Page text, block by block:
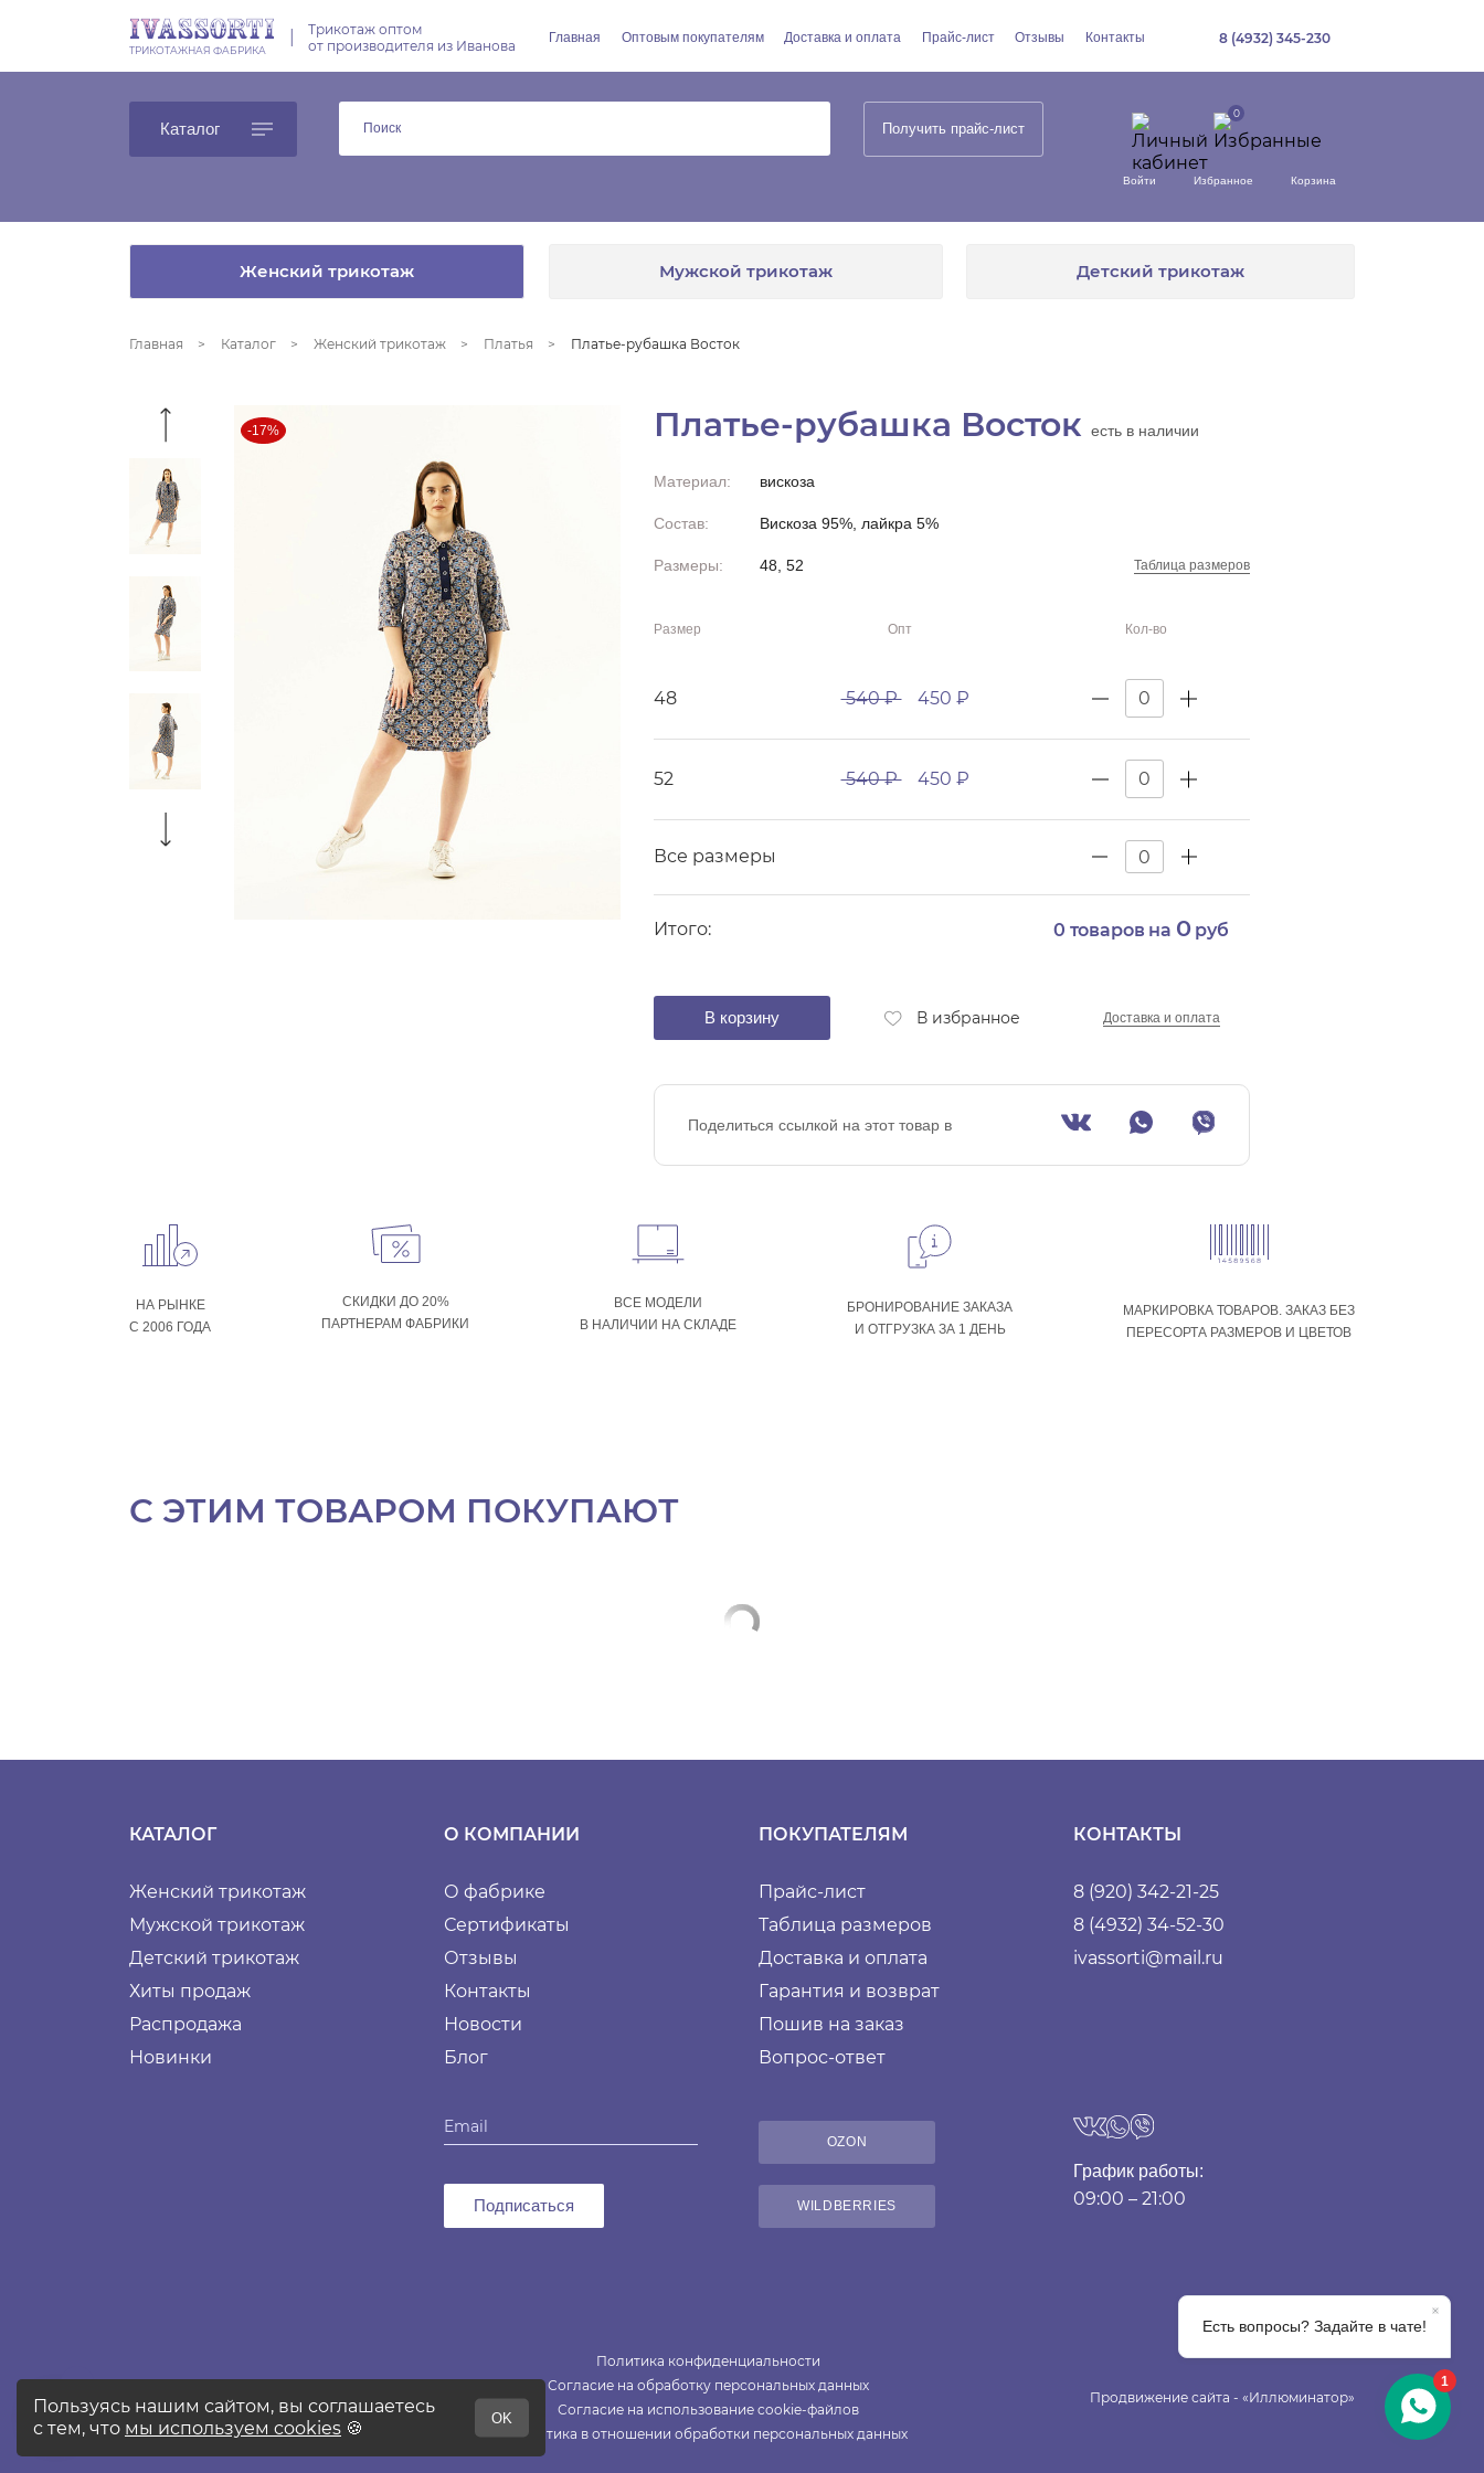
ТРИКОТАЖНАЯ ФАБРИКА
Трикотаж оптом
от производителя из Иванова
Главная Оптовым покупателям Доставка и оплата Прайс-лист Отзывы Контакты 8 (4932) 345-230
Каталог Получить прайс-лист
Войти Избранное Корзина
Женский трикотаж Мужской трикотаж Детский трикотаж
Главная Каталог Женский трикотаж Платья Платье-рубашка Восток
-17% Платье-рубашка Восток есть в наличии
Материал: вискоза
Состав: Вискоза 95%, лайкра 5%
Размеры: 48, 52 Таблица размеров
Размер Опт Кол-во
48 540 ₽ 450 ₽
52 540 ₽ 450 ₽
Все размеры
Итого: 0 товаров на 0руб
В корзину В избранное Доставка и оплата
Поделиться ссылкой на этот товар в
НА РЫНКЕ
С 2006 ГОДА
СКИДКИ ДО 20%
ПАРТНЕРАМ ФАБРИКИ
ВСЕ МОДЕЛИ
В НАЛИЧИИ НА СКЛАДЕ
БРОНИРОВАНИЕ ЗАКАЗА
И ОТГРУЗКА ЗА 1 ДЕНЬ
МАРКИРОВКА ТОВАРОВ. ЗАКАЗ БЕЗ
ПЕРЕСОРТА РАЗМЕРОВ И ЦВЕТОВ
С ЭТИМ ТОВАРОМ ПОКУПАЮТ
КАТАЛОГ
Женский трикотаж
Мужской трикотаж
Детский трикотаж
Хиты продаж
Распродажа
Новинки
О КОМПАНИИ
О фабрике
Сертификаты
Отзывы
Контакты
Новости
Блог
Подписаться
ПОКУПАТЕЛЯМ
Прайс-лист
Таблица размеров
Доставка и оплата
Гарантия и возврат
Пошив на заказ
Вопрос-ответ
OZON
WILDBERRIES
КОНТАКТЫ
8 (920) 342-21-25
8 (4932) 34-52-30
ivassorti@mail.ru
График работы:
09:00 – 21:00
2026 © Все права защищены
Политика конфиденциальности
Согласие на обработку персональных данных
Согласие на использование cookie-файлов
Политика в отношении обработки персональных данных
Продвижение сайта - «Иллюминатор»